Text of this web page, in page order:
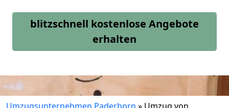
blitzschnell kostenlose Angebote
erhalten